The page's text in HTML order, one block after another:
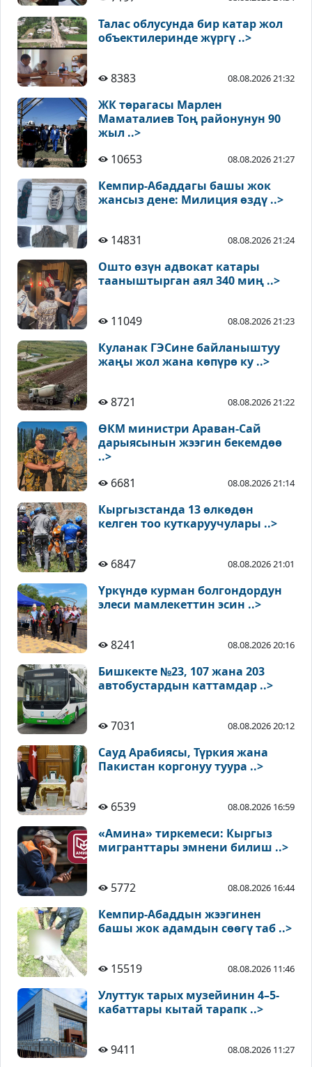
Талас облусунда бир катар жол
объектилеринде жүргү ..>
8383 08.08.2026 21:32
ЖК төрагасы Марлен
Маматалиев Тоң районунун 90
жыл ..>
10653
08.08.2026 21:27
Кемпир-Абаддагы башы жок
жансыз дене: Милиция өздү ..>
14831 08.08.2026 21:24
Ошто өзүн адвокат катары
тааныштырган аял 340 миң ..>
11049 08.08.2026 21:23
Куланак ГЭСине байланыштуу
жаңы жол жана көпүрө ку ..>
8721 08.08.2026 21:22
ӨКМ министри Араван-Сай
дарыясынын жээгин бекемдөө
..>
6681
08.08.2026 21:14
Кыргызстанда 13 өлкөдөн
келген тоо куткаруучулары ..>
6847 08.08.2026 21:01
Үркүндө курман болгондордун
элеси мамлекеттин эсин ..>
8241 08.08.2026 20:16
Бишкекте №23, 107 жана 203
автобустардын каттамдар ..>
7031 08.08.2026 20:12
Сауд Арабиясы, Түркия жана
Пакистан коргонуу туура ..>
6539 08.08.2026 16:59
«Амина» тиркемеси: Кыргыз
мигранттары эмнени билиш ..>
5772 08.08.2026 16:44
Кемпир-Абаддын жээгинен
башы жок адамдын сөөгү таб ..>
15519 08.08.2026 11:46
Улуттук тарых музейинин 4–5-
кабаттары кытай тарапк ..>
9411 08.08.2026 11:27